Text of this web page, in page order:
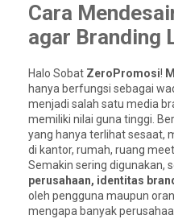
Cara
agar Branding
Halo Sobat ZeroPromosi!
hanya berfungsi sebagai
menjadi salah satu media
memiliki nilai guna tinggi.
yang hanya terlihat sesaat,
di kantor, rumah, ruang
Semakin sering digunakan,
perusahaan, identitas
oleh pengguna maupun
mengapa banyak